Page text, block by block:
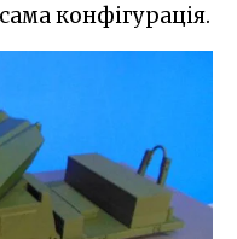
конфігурація.